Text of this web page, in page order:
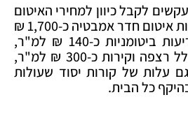
לקבל כיוון למחירי האיטום
אז לא נמנע מכם – עלות איטום חדר אמבטיה כ-1,700 ₪
, איטום גג חשוף ביריעות ביטומניות כ-140 ₪ למ"ר,
עלות איטום מרתף כולל רצפה וקירות כ-300 ₪ למ"ר,
עלות של קורות יסוד שעולות